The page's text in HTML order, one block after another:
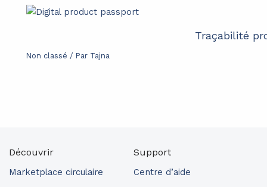
Traçabilité
Non classé / Par Tajna
Découvrir
Marketplace circulaire
Support
Centre d’aide